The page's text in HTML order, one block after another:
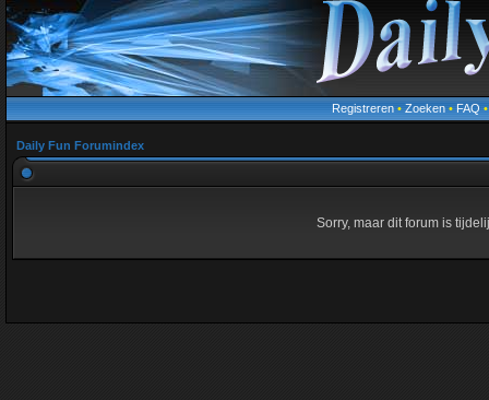
Registreren • Zoeken • FAQ
Daily Fun Forumindex
Sorry, maar dit forum is